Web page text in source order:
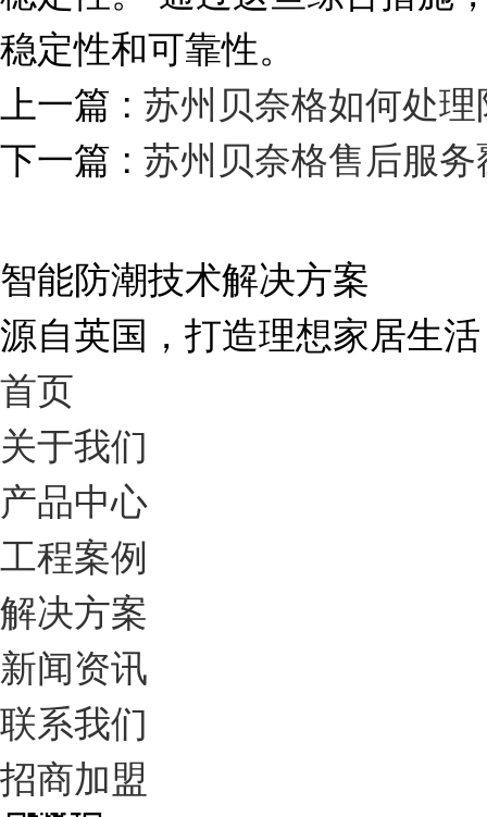
稳定性和可靠性。
上一篇 : 苏州贝奈格如何处
下一篇 : 苏州贝奈格售后服
智能防潮技术解决方案
源自英国，打造理想家居生活
首页
关于我们
产品中心
工程案例
解决方案
新闻资讯
联系我们
招商加盟